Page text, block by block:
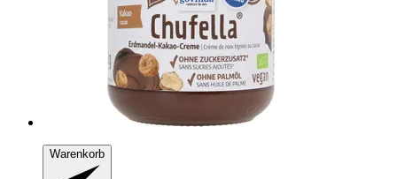
Warenkorb